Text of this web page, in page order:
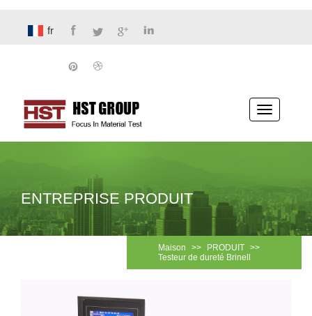
fr
Basculer
la
ENTREPRISE PRODUIT
Maison >> PRODUIT >>
Testeur de dureté Brinell